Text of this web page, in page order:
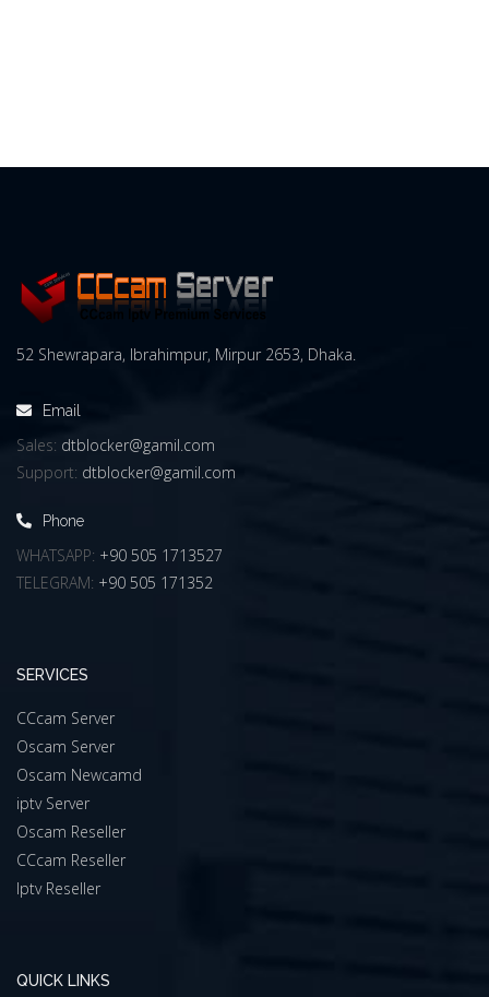
52 Shewrapara, Ibrahimpur, Mirpur 2653, Dhaka.
Email
Sales: dtblocker@gamil.com
Support: dtblocker@gamil.com
Phone
WHATSAPP: +90 505 1713527
TELEGRAM: +90 505 171352
SERVICES
CCcam Server
Oscam Server
Oscam Newcamd
iptv Server
Oscam Reseller
CCcam Reseller
Iptv Reseller
QUICK LINKS